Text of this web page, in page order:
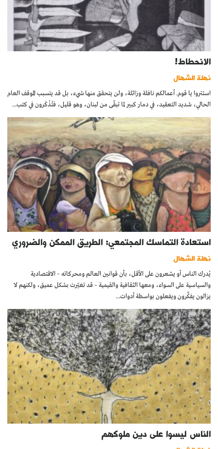
الانحطاط!
نهلة الشهال
استتروا يا قوم. أعمالكم نافلة وزائلة، ولن يتحقق منها شيء، بل قد يتسبب الموقف العام
الحالي، شديد التعقيد، في دمار كبير لما تبقّى من لبنان، وهو قليل، فتُذْكَرون في كتب...
استعادة التماسك المجتمعي: الطريق الممكن والضروري
نهلة الشهال
يُدرك الناس أو يشعرون على الأقل، بأن قوانين العالم ومحركاته – الاقتصادية
والسياسية على السواء، ومعها الثقافية والقيمية – قد تغيّرت بشكل عميق، ولكنهم لا
يزالون يفكِّرون ويفعلون بواسطة أدوات...
الناس ليسوا على دين ملوكهم